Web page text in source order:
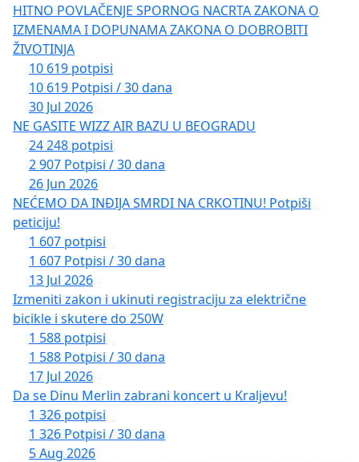
HITNO POVLAČENJE SPORNOG NACRTA ZAKONA O
IZMENAMA I DOPUNAMA ZAKONA O DOBROBITI
ŽIVOTINJA
10 619 potpisi
10 619 Potpisi / 30 dana
30 Jul 2026
NE GASITE WIZZ AIR BAZU U BEOGRADU
24 248 potpisi
2 907 Potpisi / 30 dana
26 Jun 2026
NEĆEMO DA INĐIJA SMRDI NA CRKOTINU! Potpiši
peticiju!
1 607 potpisi
1 607 Potpisi / 30 dana
13 Jul 2026
Izmeniti zakon i ukinuti registraciju za električne
bicikle i skutere do 250W
1 588 potpisi
1 588 Potpisi / 30 dana
17 Jul 2026
Da se Dinu Merlin zabrani koncert u Kraljevu!
1 326 potpisi
1 326 Potpisi / 30 dana
5 Aug 2026